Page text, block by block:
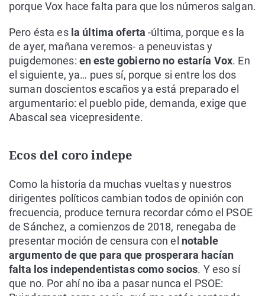
porque Vox hace falta para que los números salgan.
Pero ésta esla última oferta -última, porque es la
de ayer, mañana veremos- a peneuvistas y
puigdemones: en este gobierno no estaría Vox. En
el siguiente, ya… pues sí, porque si entre los dos
suman doscientos escaños ya está preparado el
argumentario: el pueblo pide, demanda, exige que
Abascal sea vicepresidente.
Ecos del coro indepe
Como la historia da muchas vueltas y nuestros
dirigentes políticos cambian todos de opinión con
frecuencia, produce ternura recordar cómo el PSOE
de Sánchez, a comienzos de 2018, renegaba de
presentar moción de censura con el notable
argumento de que para que prosperara hacían
falta los independentistas como socios. Y eso sí
que no. Por ahí no iba a pasar nunca el PSOE: